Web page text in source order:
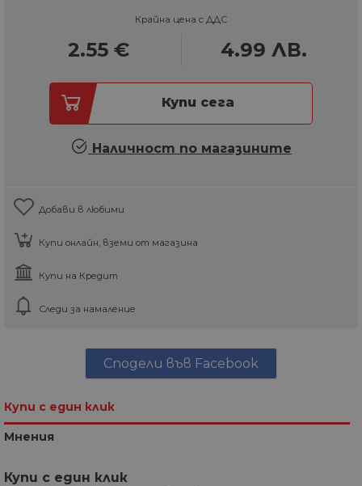
Крайна цена с ДДС
2.55 € 4.99 ЛВ.
Купи сега
Наличност по магазините
Добави в любими
Купи онлайн, вземи от магазина
Купи на Кредит
Следи за намаление
Сподели във Facebook
Купи с един клик
Мнения
Купи с един клик